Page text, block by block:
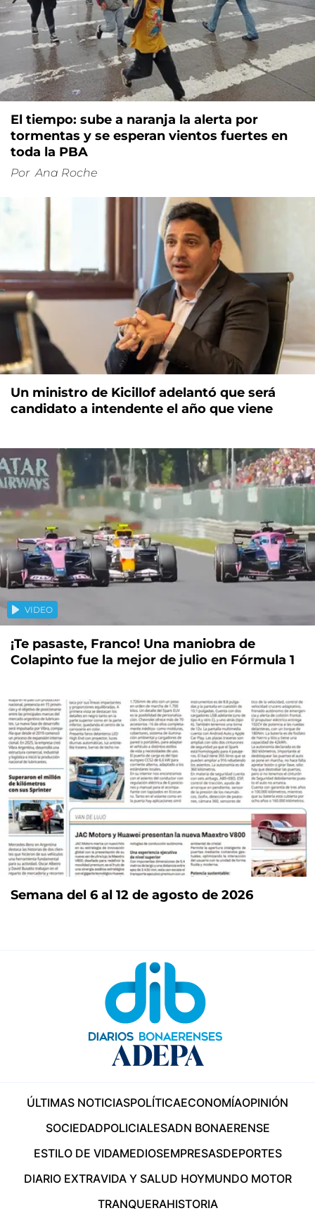
El tiempo: sube a naranja la alerta por
tormentas y se esperan vientos fuertes en
toda la PBA
Por Ana Roche
Un ministro de Kicillof adelantó que será
candidato a intendente el año que viene
VIDEO
¡Te pasaste, Franco! Una maniobra de
Colapinto fue la mejor de julio en Fórmula 1
Semana del 6 al 12 de agosto de 2026
ÚLTIMAS NOTICIASPOLÍTICAECONOMÍAOPINIÓN
SOCIEDADPOLICIALESADN BONAERENSE
ESTILO DE VIDAMEDIOSEMPRESASDEPORTES
DIARIO EXTRAVIDA Y SALUD HOYMUNDO MOTOR
TRANQUERAHISTORIA